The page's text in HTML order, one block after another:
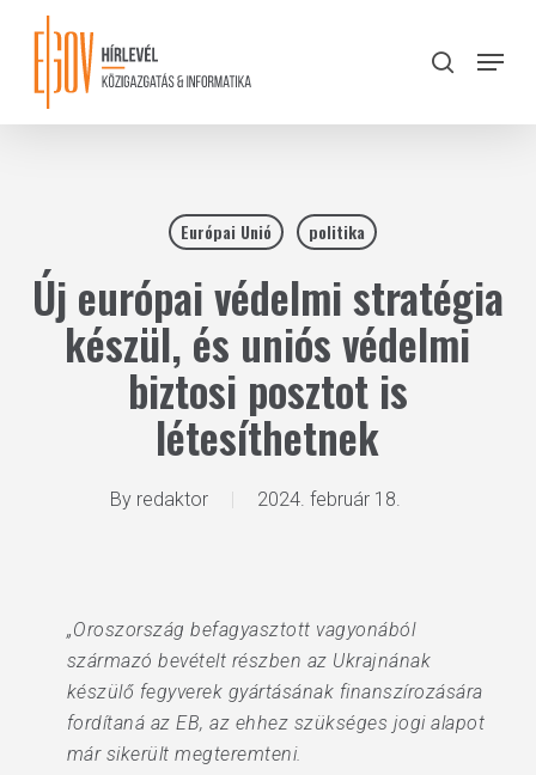
content
search
Menu
Európai Unió politika
Új európai védelmi stratégia
készül, és uniós védelmi
biztosi posztot is
létesíthetnek
By redaktor 2024. február 18.
„Oroszország befagyasztott vagyonából
származó bevételt részben az Ukrajnának
készülő fegyverek gyártásának finanszírozására
fordítaná az EB, az ehhez szükséges jogi alapot
már sikerült megteremteni.
Close